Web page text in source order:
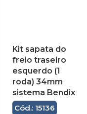
Kit sapata do
freio traseiro
esquerdo (1
roda) 34mm
sistema Bendix
Cód.: 15136